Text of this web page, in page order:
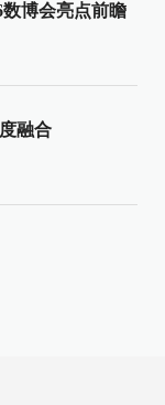
博会亮点前瞻
融合